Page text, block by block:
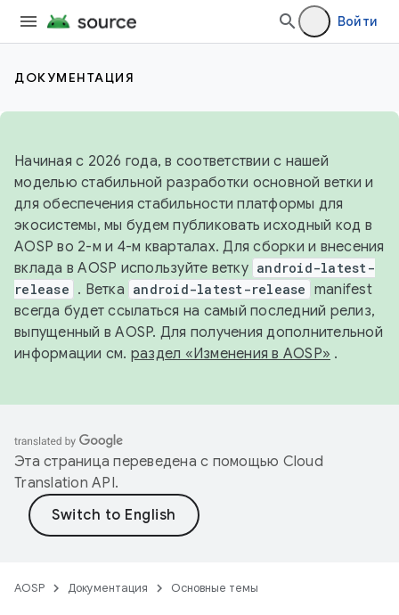
Войти
ДОКУМЕНТАЦИЯ
Начиная с 2026 года, в соответствии с нашей
моделью стабильной разработки основной ветки и
для обеспечения стабильности платформы для
экосистемы, мы будем публиковать исходный код в
AOSP во 2-м и 4-м кварталах. Для сборки и внесения
вклада в AOSP используйте ветку android-latest-
release . Ветка android-latest-release manifest
всегда будет ссылаться на самый последний релиз,
выпущенный в AOSP. Для получения дополнительной
информации см. раздел «Изменения в AOSP» .
Эта страница переведена с помощью Cloud
Translation API.
AOSP Документация Основные темы